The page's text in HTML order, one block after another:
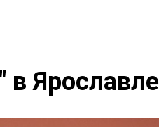
Ярославле